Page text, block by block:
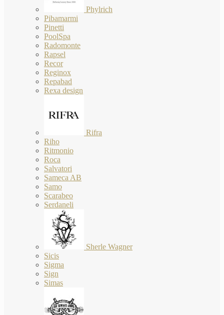
Phylrich
Pibamarmi
Pinetti
PoolSpa
Radomonte
Rapsel
Recor
Reginox
Repabad
Rexa design
Rifra
Riho
Ritmonio
Roca
Salvatori
Sameca AB
Samo
Scarabeo
Serdaneli
Sherle Wagner
Sicis
Sigma
Sign
Simas